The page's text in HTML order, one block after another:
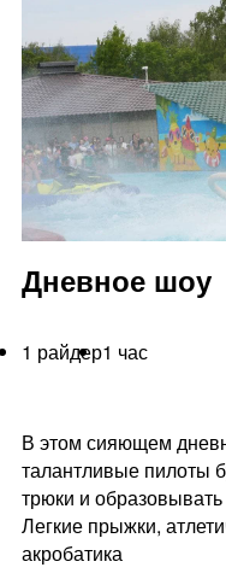
Дневное шоу
1 райдер1 час
В этом сияющем
талантливые пилоты
трюки и
Легкие прыжки,
акробатика